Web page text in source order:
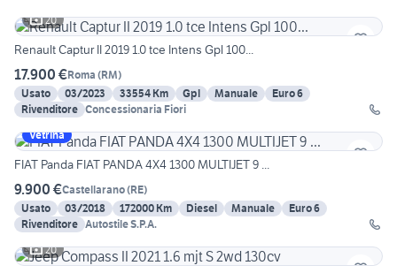
20
Renault Captur II 2019 1.0 tce Intens Gpl 100...
17.900 €Roma (RM)
Usato
03/2023 33554 Km Gpl Manuale
Euro 6
Rivenditore Concessionaria Fiori
Vetrina
FIAT Panda FIAT PANDA 4X4 1300 MULTIJET 9 ...
9.900 €Castellarano(RE)
Usato
03/2018 172000 Km Diesel Manuale
Euro 6
Rivenditore Autostile S.P.A.
20